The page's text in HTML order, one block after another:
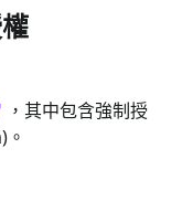
，其中包含強制授